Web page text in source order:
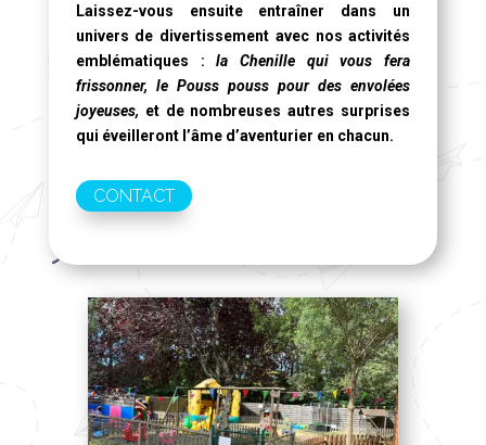
Laissez-vous ensuite entraîner dans un
univers de divertissement avec nos activités
emblématiques :la Chenille qui vous fera
frissonner, le Pouss pouss pour des envolées
joyeuses, et de nombreuses autres surprises
qui éveilleront l’âme d’aventurier en chacun.
CONTACT